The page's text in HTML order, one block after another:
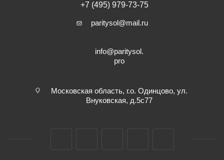
+7 (495) 979-73-75
paritysol@mail.ru
info@paritysol.
pro
Московская область, г.о. Одинцово, ул.
Внуковская, д.5с77